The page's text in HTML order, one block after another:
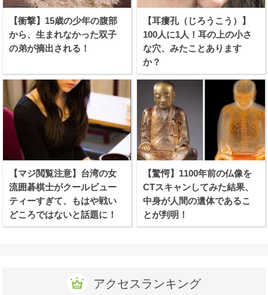
【衝撃】15歳の少年の腹部
から、生まれなかった双子
の弟が摘出される！
【耳瘻孔（じろうこう）】
100人に1人！耳の上の小さ
な穴、みたことあります
か？
【マジ閲覧注意】台湾の女
流囲碁棋士がクールビュー
ティーすぎて、もはや戦い
どころではないと話題に！
【驚愕】1100年前の仏像を
CTスキャンしてみた結果、
中身が人間の遺体であるこ
とが判明！
アクセスランキング